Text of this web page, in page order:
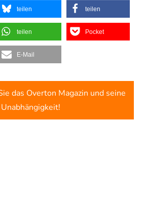
teilen teilen
teilen Pocket
E-Mail
das Overton Magazin und seine
Unabhängigkeit!